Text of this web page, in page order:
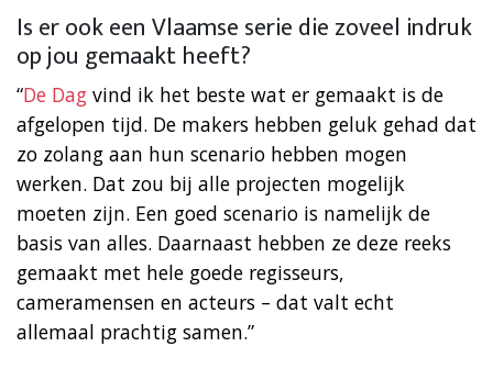
Is er ook een Vlaamse serie die zoveel indruk
op jou gemaakt heeft?
“De Dag vind ik het beste wat er gemaakt is de
afgelopen tijd. De makers hebben geluk gehad dat
zo zolang aan hun scenario hebben mogen
werken. Dat zou bij alle projecten mogelijk
moeten zijn. Een goed scenario is namelijk de
basis van alles. Daarnaast hebben ze deze reeks
gemaakt met hele goede regisseurs,
cameramensen en acteurs – dat valt echt
allemaal prachtig samen.”